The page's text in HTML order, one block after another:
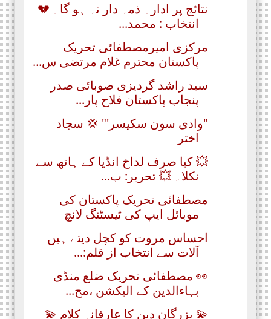
نتائج پر ادارہ ذمہ دار نہ ہو گا۔ 💔
انتخاب : محمد...
مرکزی امیرمصطفائی تحریک
پاکستان محترم غلام مرتضی س...
سید راشد گردیزی صوبائی صدر
پنجاب پاکستان فلاح پار...
"وادی سون سکیسر'" 💢 سجاد
اختر
💥 کیا صرف لداخ انڈیا کے ہاتھ سے
نکلا۔ 💥 تحریر: ب...
مصطفائی تحریک پاکستان کی
موبائل ایپ کی ٹیسٹنگ لانچ
احساس مروت کو کچل دیتے ہیں
آلات سے انتخاب از قلم:...
👀 مصطفائی تحریک ضلع منڈی
بہاءالدین کے الیکشن ،مح...
💫 بزرگان دین کا عارفانہ کلام 💫